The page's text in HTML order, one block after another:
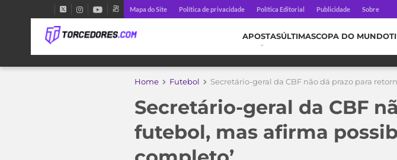
Mapa do Site Política de privacidade Política Editorial Publicidade Sobre
APOSTASÚLTIMASCOPA DO MUNDO
Home Futebol Secretário-geral da CBF não dá prazo para
Secretário-geral da CBF
futebol, mas afirma